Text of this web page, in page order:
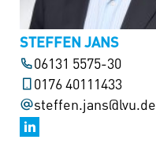
STEFFEN JANS
06131 5575-30
0176 40111433
steffen.jans@lvu.de